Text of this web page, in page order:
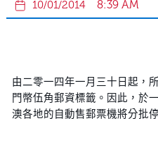
10/01/2014 8:39 AM
由二零一四年一月三十日起，
門幣伍角郵資標籤。因此，於
澳各地的自動售郵票機將分批